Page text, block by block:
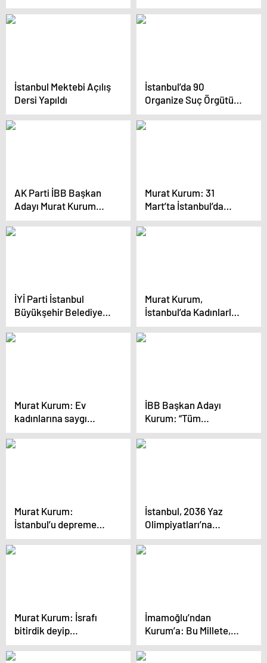
farklı tedarikçimiz
bulunuyor
Ala: Yeniden Refah
Partisi CHP’nin
İstanbul Mektebi Açılış
Dersi Yapıldı
İstanbul’da 90
Organize Suç Örgütü
Çökertildi
AK Parti İBB Başkan
Adayı Murat Kurum
Şile’de Vatandaşlarla
Buluştu
Murat Kurum: 31
Mart’ta İstanbul’da
kadınlar hesap
soracak
İYİ Parti İstanbul
Büyükşehir Belediye
Başkan Adayı Buğra
Kavuncu, CHP’ye
Murat Kurum,
İstanbul’da Kadınlarla
Buluştu
Murat Kurum: Ev
kadınlarına saygı
göstermeyen CHP’li
adaya gereken cevabı
İBB Başkan Adayı
Kurum: “Tüm
emekçilerimizin
tazminatı da teminatı
Murat Kurum:
İstanbul’u depreme
hazırlıklı hale
getireceğiz
İstanbul, 2036 Yaz
Olimpiyatları’na
adaylık için
hazırlanıyor
Murat Kurum: İsrafı
bitirdik deyip
tabelalara 175 milyon
harcadı
İmamoğlu’ndan
Kurum’a: Bu Millete,
‘Kanal İstanbul
Gündemimde Yok’